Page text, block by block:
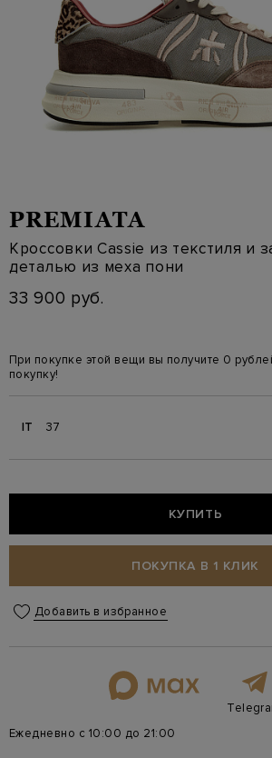
PREMIATA
Кроссовки Cassie из текстиля и
деталью из меха пони
33 900 руб.
При покупке этой вещи вы получите 0
покупку!
IT 37
КУПИТЬ
ПОКУПКА В 1 КЛИК
Добавить в избранное
Ежедневно с 10:00 до 21:00